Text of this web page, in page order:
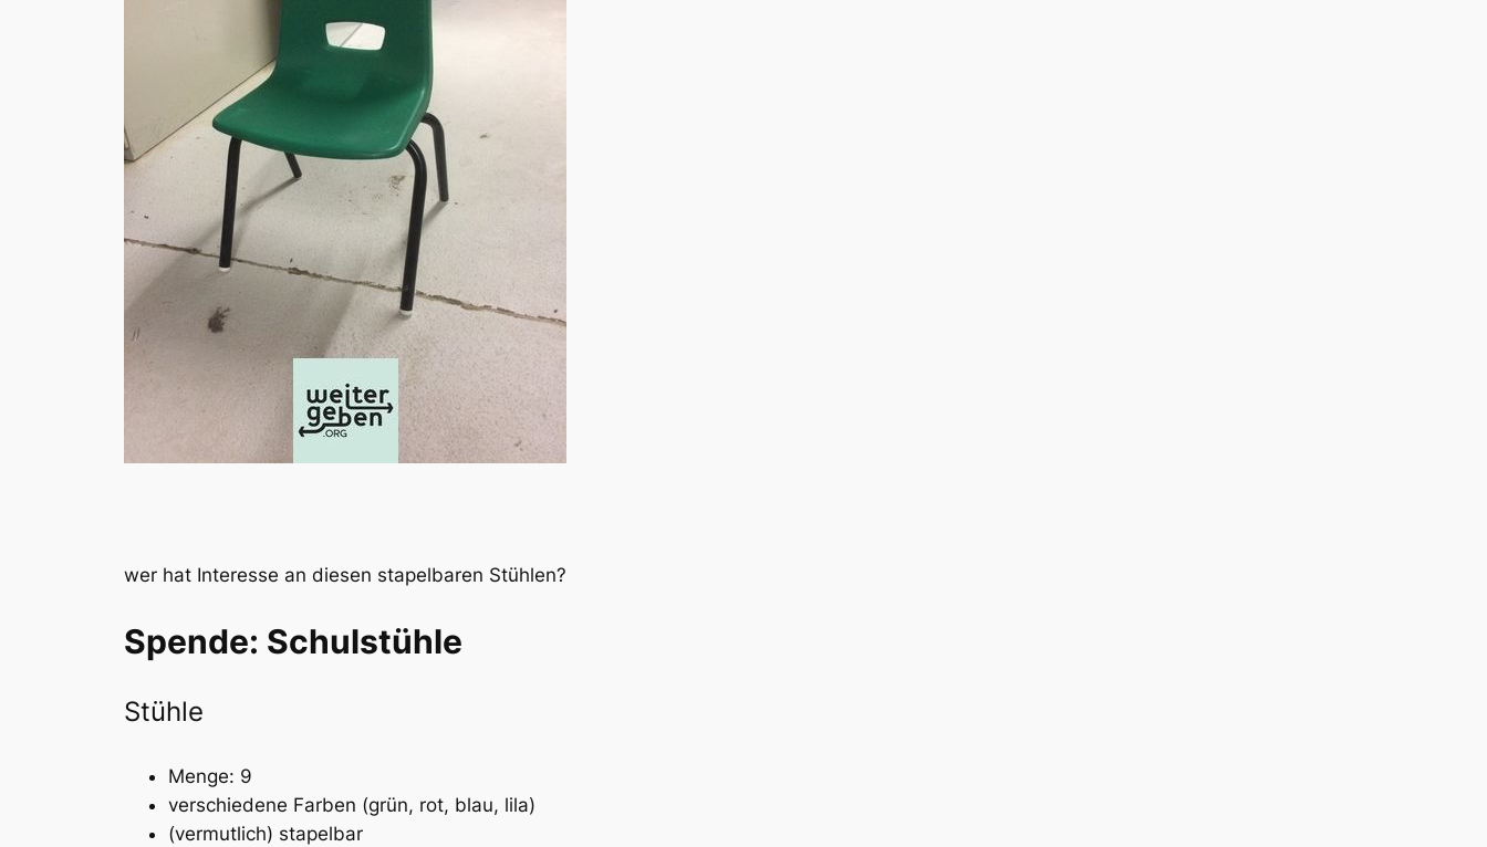
wer hat Interesse an diesen stapelbaren Stühlen?
Spende: Schulstühle
Stühle
Menge: 9
verschiedene Farben (grün, rot, blau, lila)
(vermutlich) stapelbar